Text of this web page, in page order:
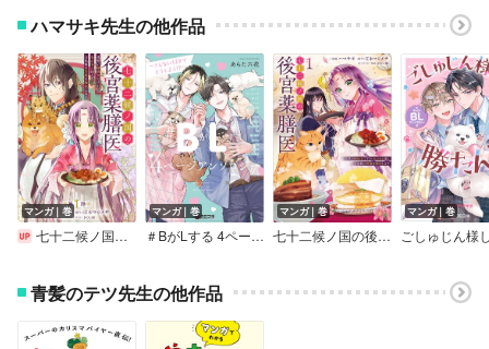
ハマサキ先生の他作品
マンガ｜巻
七十二候ノ国の後宮薬膳医 ～見習い陶仙女ですが、もふもふ達とお妃様の問題を解決します～
マンガ｜巻
＃BがLする 4ページアンソロジー ～こんなに好きでどうしよう！？～
マンガ｜巻
七十二候ノ国の後宮薬膳医 ～見習い陶仙女ですが、もふもふ達とお妃様の問題を解決します～【単行本】
マンガ｜巻
青髪のテツ先生の他作品